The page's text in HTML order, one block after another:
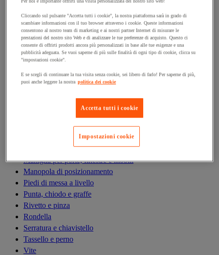
Antivibrazioni
Asta filettata
Boccola, inserto, molla e filetto riportato
Bullone
Calamita di fissaggio
Cardine, cerniera e bandella
Cerniera
Fascetta di serraggio
Ferramenta per l'arredamento
Giunto e clip circolare
Guarnizione per porte, finestre e cancelli
Maniglia per porte, finestre e mobili
Manopola di posizionamento
Piedi di messa a livello
Punta, chiodo e graffe
Rivetto e pinza
Rondella
Serratura e chiavistello
Tassello e perno
Vite
Cliccando sul pulsante "Accetta tutti i cookie", la nostra piattaforma sarà in grado di
scambiare informazioni con il tuo browser attraverso i cookie. Queste informazioni
consentono al nostro team di marketing e ai nostri partner Internet di misurare le
prestazioni del nostro sito Web e di analizzare le tue preferenze di acquisto. Questo ci
consente di offrirti prodotti ancora più personalizzati in base alle tue esigenze e una
pubblicità adeguata. Se vuoi saperne di più sulle finalità di ogni tipo di cookie, clicca su
"impostazioni cookie".
E se scegli di continuare la tua visita senza cookie, sei libero di farlo! Per saperne di più,
puoi anche leggere la nostra politica dei cookie
Accetta tutti i cookie
Impostazioni cookie